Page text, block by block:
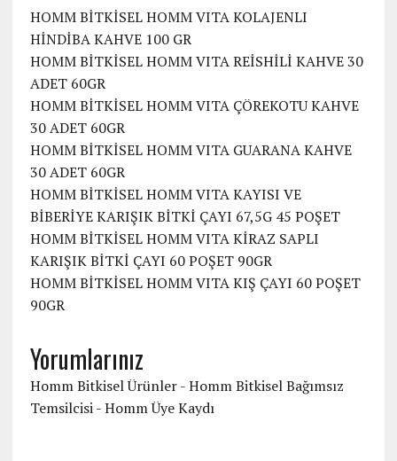
HOMM BİTKİSEL HOMM VITA KOLAJENLI
HİNDİBA KAHVE 100 GR
HOMM BİTKİSEL HOMM VITA REİSHİLİ KAHVE 30
ADET 60GR
HOMM BİTKİSEL HOMM VITA ÇÖREKOTU KAHVE
30 ADET 60GR
HOMM BİTKİSEL HOMM VITA GUARANA KAHVE
30 ADET 60GR
HOMM BİTKİSEL HOMM VITA KAYISI VE
BİBERİYE KARIŞIK BİTKİ ÇAYI 67,5G 45 POŞET
HOMM BİTKİSEL HOMM VITA KİRAZ SAPLI
KARIŞIK BİTKİ ÇAYI 60 POŞET 90GR
HOMM BİTKİSEL HOMM VITA KIŞ ÇAYI 60 POŞET
90GR
Yorumlarınız
Homm Bitkisel Ürünler - Homm Bitkisel Bağımsız
Temsilcisi-Homm Üye Kaydı